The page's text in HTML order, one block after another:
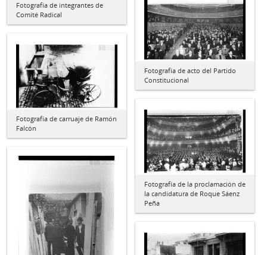
Fotografía de integrantes de
Comité Radical
Fotografía de acto del Partido
Constitucional
Fotografía de carruaje de Ramón
Falcón
Fotografía de la proclamación de
la candidatura de Roque Sáenz
Peña